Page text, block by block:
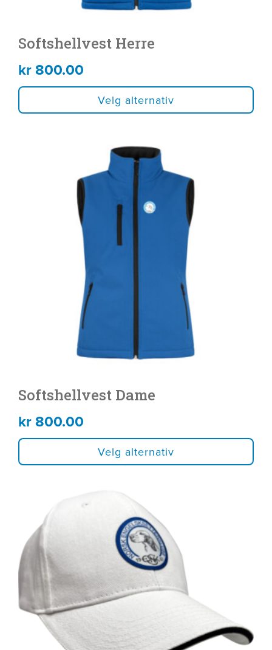
Softshellvest Herre
kr800.00
Velg alternativ
Softshellvest Dame
kr800.00
Velg alternativ
Alternativene
produktsiden